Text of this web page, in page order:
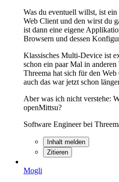
Was du eventuell willst, ist
Web Client und den wirst du
ist dann eine eigene
Browsern und dessen
Klassisches Multi-Device ist
schon ein paar Mal in anderen
Threema hat sich für den
auch das war jetzt schon
Aber was ich nicht verstehe:
openMittsu?
Software Engineer bei
Inhalt melden
Zitieren
Mogli